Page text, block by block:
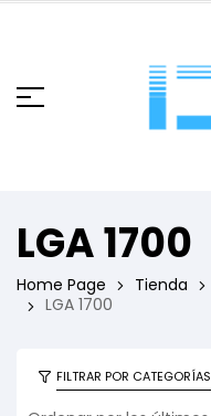
LGA 1700
Home Page Tienda
LGA 1700
FILTRAR POR CATEGORÍAS